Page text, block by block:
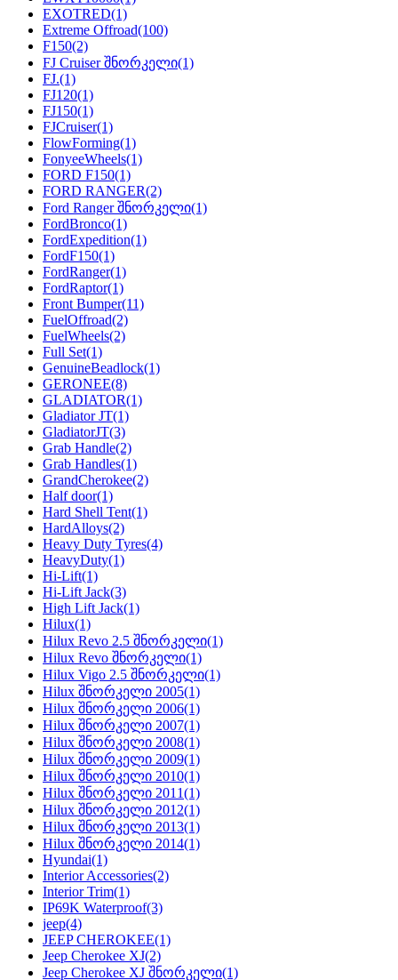
EXOTRED(1)
Extreme Offroad(100)
F150(2)
FJ Cruiser შნორკელი(1)
FJ.(1)
FJ120(1)
FJ150(1)
FJCruiser(1)
FlowForming(1)
FonyeeWheels(1)
FORD F150(1)
FORD RANGER(2)
Ford Ranger შნორკელი(1)
FordBronco(1)
FordExpedition(1)
FordF150(1)
FordRanger(1)
FordRaptor(1)
Front Bumper(11)
FuelOffroad(2)
FuelWheels(2)
Full Set(1)
GenuineBeadlock(1)
GERONEE(8)
GLADIATOR(1)
Gladiator JT(1)
GladiatorJT(3)
Grab Handle(2)
Grab Handles(1)
GrandCherokee(2)
Half door(1)
Hard Shell Tent(1)
HardAlloys(2)
Heavy Duty Tyres(4)
HeavyDuty(1)
Hi-Lift(1)
Hi-Lift Jack(3)
High Lift Jack(1)
Hilux(1)
Hilux Revo 2.5 შნორკელი(1)
Hilux Revo შნორკელი(1)
Hilux Vigo 2.5 შნორკელი(1)
Hilux შნორკელი 2005(1)
Hilux შნორკელი 2006(1)
Hilux შნორკელი 2007(1)
Hilux შნორკელი 2008(1)
Hilux შნორკელი 2009(1)
Hilux შნორკელი 2010(1)
Hilux შნორკელი 2011(1)
Hilux შნორკელი 2012(1)
Hilux შნორკელი 2013(1)
Hilux შნორკელი 2014(1)
Hyundai(1)
Interior Accessories(2)
Interior Trim(1)
IP69K Waterproof(3)
jeep(4)
JEEP CHEROKEE(1)
Jeep Cherokee XJ(2)
Jeep Cherokee XJ შნორკელი(1)